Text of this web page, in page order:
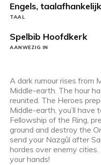
Engels, taalafhankelijk
TAAL
Spelbib Hoofdkerk
AANWEZIG IN
A dark rumour rises from
Middle-earth. The hour
reunited. The Heroes
Middle-earth, you’ll have
Fellowship of the Ring,
ground and destroy the
send your Nazgûl after
hordes over enemy
your hands!